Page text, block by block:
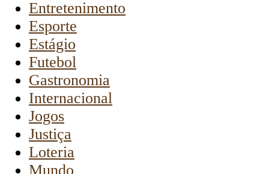
Entretenimento
Esporte
Estágio
Futebol
Gastronomia
Internacional
Jogos
Justiça
Loteria
Mundo